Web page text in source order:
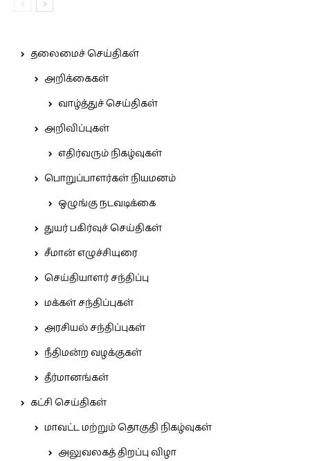
தலைமைச் செய்திகள்
அறிக்கைகள்
வாழ்த்துச் செய்திகள்
அறிவிப்புகள்
எதிர்வரும் நிகழ்வுகள்
பொறுப்பாளர்கள் நியமனம்
ஒழுங்கு நடவடிக்கை
துயர் பகிர்வுச் செய்திகள்
சீமான் எழுச்சியுரை
செய்தியாளர் சந்திப்பு
மக்கள் சந்திப்புகள்
அரசியல் சந்திப்புகள்
நீதிமன்ற வழக்குகள்
தீர்மானங்கள்
கட்சி செய்திகள்
மாவட்ட மற்றும் தொகுதி நிகழ்வுகள்
அலுவலகத் திறப்பு விழா